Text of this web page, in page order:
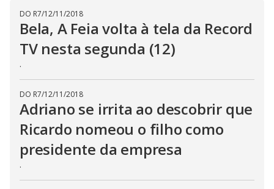
d
e
o
DO R7/12/11/2018
Bela, A Feia volta à tela da Record
TV nesta segunda (12)
.
DO R7/12/11/2018
Adriano se irrita ao descobrir que
Ricardo nomeou o filho como
presidente da empresa
.